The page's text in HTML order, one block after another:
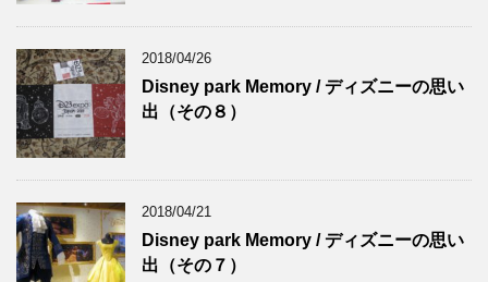
2018/04/26
Disney park Memory / ディズニーの思い
出（その８）
2018/04/21
Disney park Memory / ディズニーの思い
出（その７）